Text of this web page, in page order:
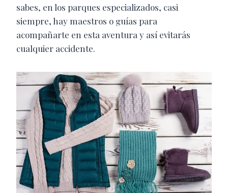
sabes, en los parques especializados, casi
siempre, hay maestros o guías para
acompañarte en esta aventura y así evitarás
cualquier accidente.